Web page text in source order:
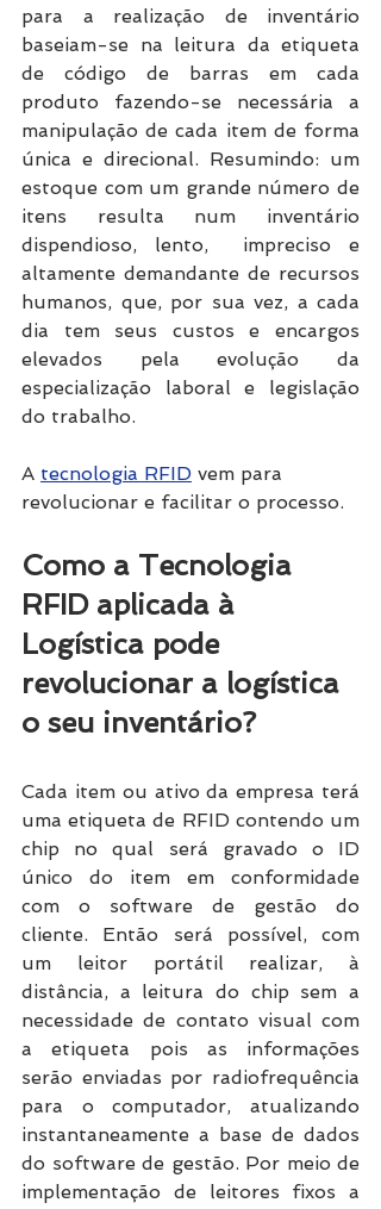
para a realização de inventário
baseiam-se na leitura da etiqueta
de código de barras em cada
produto fazendo-se necessária a
manipulação de cada item de forma
única e direcional. Resumindo: um
estoque com um grande número de
itens resulta num inventário
dispendioso, lento,  impreciso e
altamente demandante de recursos
humanos, que, por sua vez, a cada
dia tem seus custos e encargos
elevados pela evolução da
especialização laboral e legislação
do trabalho.
A tecnologia RFID vem para
revolucionar e facilitar o processo.
Como a Tecnologia
RFID aplicada à
Logística pode
revolucionar a logística
o seu inventário?
Cada item ou ativo da empresa terá
uma etiqueta de RFID contendo um
chip no qual será gravado o ID
único do item em conformidade
com o software de gestão do
cliente. Então será possível, com
um leitor portátil realizar, à
distância, a leitura do chip sem a
necessidade de contato visual com
a etiqueta pois as informações
serão enviadas por radiofrequência
para o computador, atualizando
instantaneamente a base de dados
do software de gestão. Por meio de
implementação de leitores fixos a